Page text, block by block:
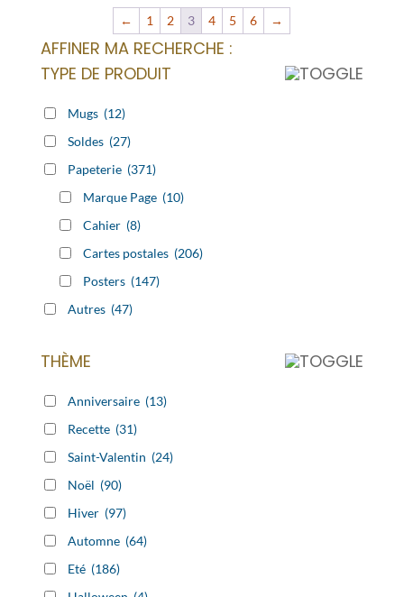
← 1 2 3 4 5 6 →
AFFINER MA RECHERCHE :
TYPE DE PRODUIT
Mugs (12)
Soldes (27)
Papeterie (371)
Marque Page (10)
Cahier (8)
Cartes postales (206)
Posters (147)
Autres (47)
THÈME
Anniversaire (13)
Recette (31)
Saint-Valentin (24)
Noël (90)
Hiver (97)
Automne (64)
Eté (186)